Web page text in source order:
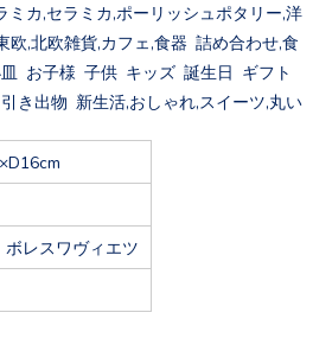
ミカ,セラミカ,ポーリッシュポタリー,洋
欧,北欧雑貨,カフェ,食器 詰め合わせ,食
お子様 子供 キッズ 誕生日 ギフト
き出物 新生活,おしゃれ,スイーツ,丸い
レスワヴィエツ